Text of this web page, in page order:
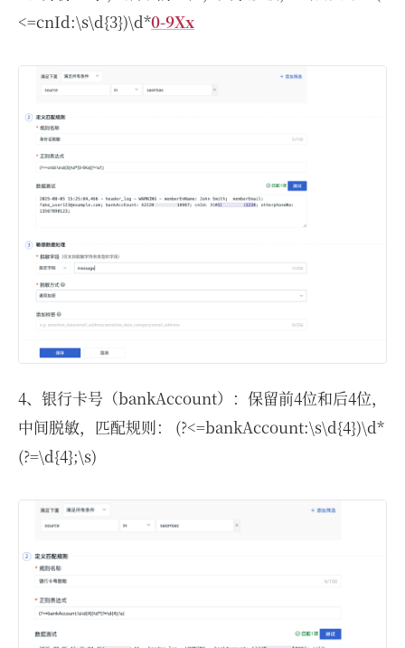
<=cnId:\s\d{3})\d*0-9Xx
4、银行卡号（bankAccount）：保留前4位和后4位，
中间脱敏，匹配规则： (?<=bankAccount:\s\d{4})\d*
(?=\d{4};\s)